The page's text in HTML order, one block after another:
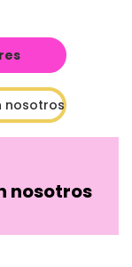
nosotros
nosotros